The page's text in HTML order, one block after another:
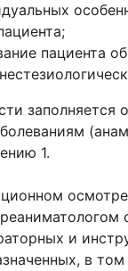
пациента
заполняется
1.
и
в